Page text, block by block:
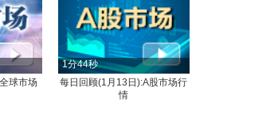
球市场
1分44秒
每日回顾(1月13日):A股市场行
情